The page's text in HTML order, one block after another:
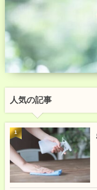
人気の記事
1